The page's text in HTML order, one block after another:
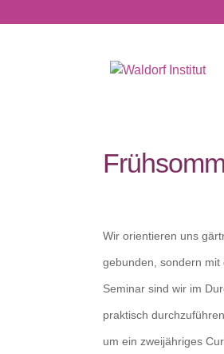
Wir orientieren uns
gebunden, sondern
Seminar sind wir im
praktisch
um ein zweijähriges